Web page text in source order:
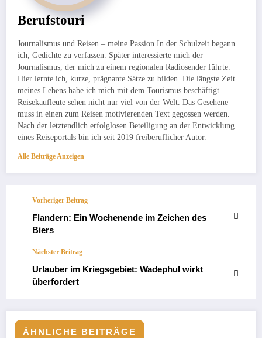
Berufstouri
Journalismus und Reisen – meine Passion In der Schulzeit begann
ich, Gedichte zu verfassen. Später interessierte mich der
Journalismus, der mich zu einem regionalen Radiosender führte.
Hier lernte ich, kurze, prägnante Sätze zu bilden. Die längste Zeit
meines Lebens habe ich mich mit dem Tourismus beschäftigt.
Reisekaufleute sehen nicht nur viel von der Welt. Das Gesehene
muss in einen zum Reisen motivierenden Text gegossen werden.
Nach der letztendlich erfolglosen Beteiligung an der Entwicklung
eines Reiseportals bin ich seit 2019 freiberuflicher Autor.
Alle Beiträge Anzeigen
Vorheriger Beitrag
Flandern: Ein Wochenende im Zeichen des
Biers
Nächster Beitrag
Urlauber im Kriegsgebiet: Wadephul wirkt
überfordert
ÄHNLICHE BEITRÄGE